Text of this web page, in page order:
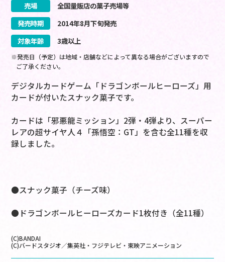
売場
全国量販店の菓子売場等
発売時期
2014年8月下旬発売
対象年齢
3歳以上
※発売日（予定）は地域・店舗などによって異なる場合がございますので
ご了承ください。
デジタルカードゲーム「ドラゴンボールヒーローズ」用
カードが付いたスナック菓子です。
カードは「邪悪龍ミッション」2弾・4弾より、スーパー
レアの超サイヤ人４「孫悟空：GT」を含む全11種を収
録しました。
●スナック菓子（チーズ味）
●ドラゴンボールヒーローズカード1枚付き（全11種）
(C)BANDAI
(C)バードスタジオ／集英社・フジテレビ・東映アニメーション